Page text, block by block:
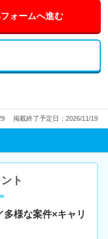
ォームへ進む
掲載終了予定日：2026/11/19
ト
多様な案件×キャリ